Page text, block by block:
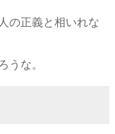
の正義と相いれな
うな。